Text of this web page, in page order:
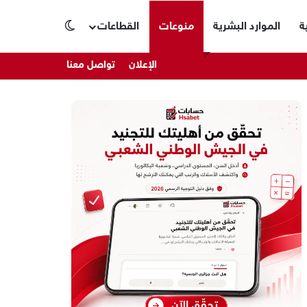
الموارد البشرية منوعات القطاعات
الإعلان تواصل معنا